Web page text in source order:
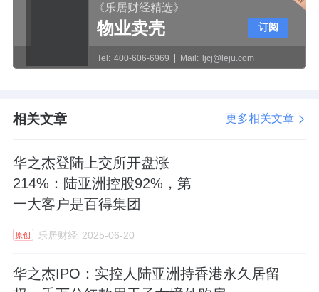
《乐居财经精选》
物业卖壳
Tel: 400-606-6969 Mail: ljcj@leju.com
订阅
相关文章 更多相关文章
华之杰登陆上交所开盘涨
214%：陆亚洲控股92%，第
一大客户是百得集团
原创 乐居财经 2025-06-20
华之杰IPO：实控人陆亚洲持香港永久居留